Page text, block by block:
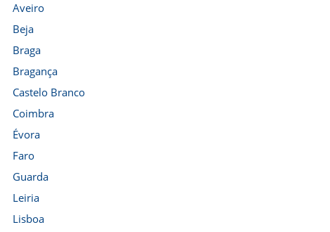
Aveiro
Beja
Braga
Bragança
Castelo Branco
Coimbra
Évora
Faro
Guarda
Leiria
Lisboa